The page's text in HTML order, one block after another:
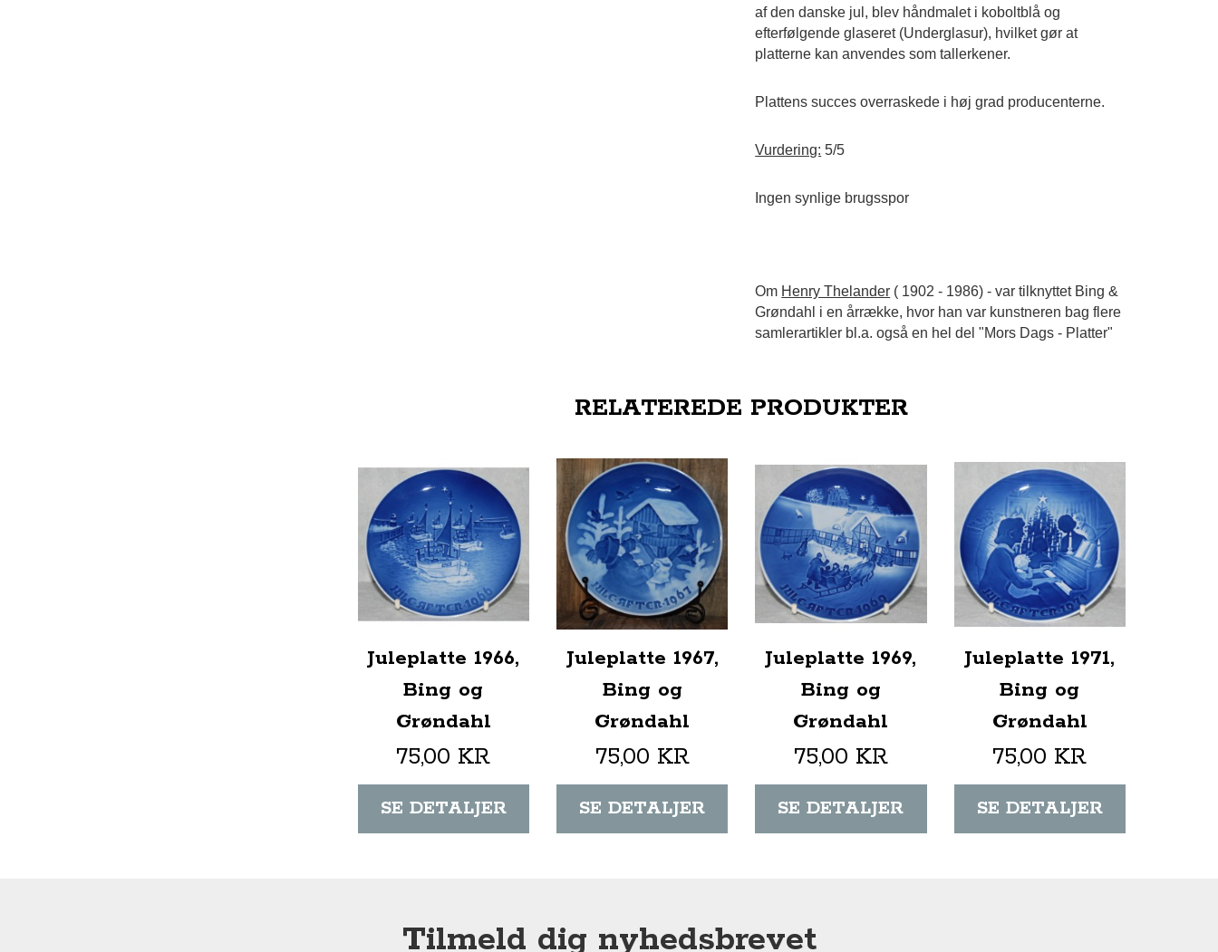
af den danske jul, blev håndmalet i koboltblå og
efterfølgende glaseret (Underglasur), hvilket gør at
platterne kan anvendes som tallerkener.
Plattens succes overraskede i høj grad producenterne.
Vurdering: 5/5
Ingen synlige brugsspor
Om Henry Thelander ( 1902 - 1986) - var tilknyttet Bing &
Grøndahl i en årrække, hvor han var kunstneren bag flere
samlerartikler bl.a. også en hel del "Mors Dags - Platter"
RELATEREDE PRODUKTER
Juleplatte 1966,
Bing og
Grøndahl
75,00 KR
SE DETALJER
Juleplatte 1967,
Bing og
Grøndahl
75,00 KR
SE DETALJER
Juleplatte 1969,
Bing og
Grøndahl
75,00 KR
SE DETALJER
Juleplatte 1971,
Bing og
Grøndahl
75,00 KR
SE DETALJER
Tilmeld dig nyhedsbrevet